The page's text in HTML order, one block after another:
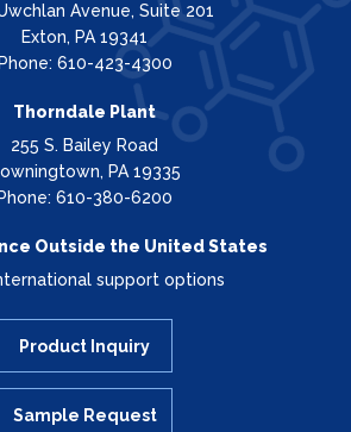
Avenue, Suite 201
Exton, PA 19341
Phone: 610-423-4300
Thorndale Plant
255 S. Bailey Road
PA 19335
Phone: 610-380-6200
Outside the United States
support options
Product Inquiry
Sample Request